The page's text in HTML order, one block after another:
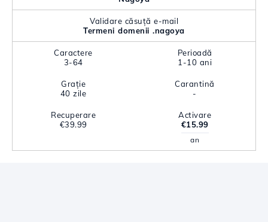
Validare căsuță e-mail
Termeni domenii .nagoya
Caractere
3-64
Perioadă
1-10 ani
Grație
40 zile
Carantină
-
Recuperare
€39.99
Activare
€15.99
an